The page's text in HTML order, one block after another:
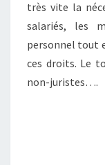
très vite la
salariés, les
personnel tout
ces droits. Le
non-juristes….